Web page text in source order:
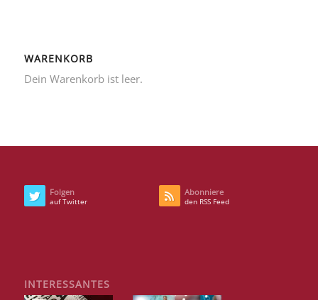
WARENKORB
Dein Warenkorb ist leer.
Folgen
auf Twitter
Abonniere
den RSS Feed
INTERESSANTES